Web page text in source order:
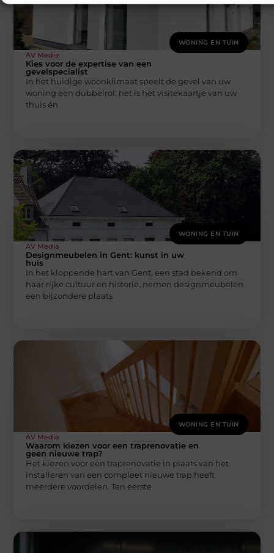
WONING EN TUIN
AV Media
Kies voor de expertise van een
gevelspecialist
In het huidige woonklimaat speelt de gevel van uw
woning een dubbelrol: het is het visitekaartje van uw
thuis én
WONING EN TUIN
AV Media
Designmeubelen in Gent: kunst in uw
huis
In het kloppende hart van Gent, een stad bekend om
haar rijke cultuur en historie, nemen designmeubelen
een bijzondere plaats
WONING EN TUIN
AV Media
Waarom kiezen voor een traprenovatie en
geen nieuwe trap?
Het kiezen voor een traprenovatie in plaats van het
installeren van een compleet nieuwe trap heeft
meerdere voordelen. Ten eerste